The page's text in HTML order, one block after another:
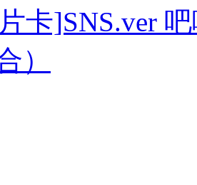
卡]SNS.ver
）